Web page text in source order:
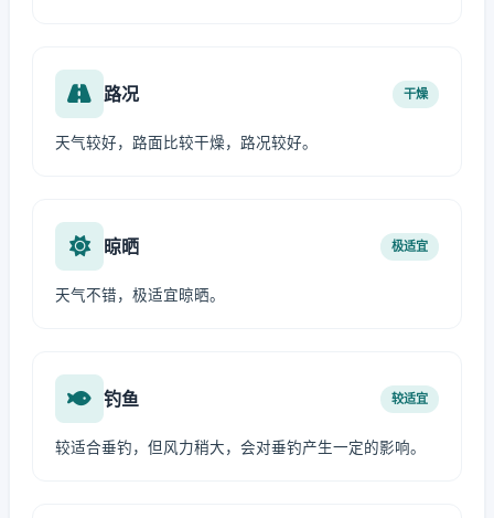
路况 干燥
天气较好，路面比较干燥，路况较好。
晾晒 极适宜
天气不错，极适宜晾晒。
钓鱼 较适宜
较适合垂钓，但风力稍大，会对垂钓产生一定的影响。